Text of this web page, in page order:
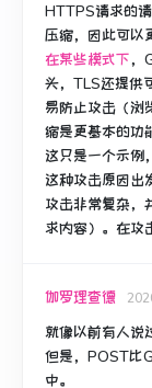
HTTPS请求的请
压缩，因此可以
在某些模式下，
头，TLS还提供
易防止攻击（浏
缩是更基本的功
这只是一个示例
这种攻击原因出
攻击非常复杂，
求内容）。 在攻
伽罗理查德
就像以前有人说
但是，POST比
中。